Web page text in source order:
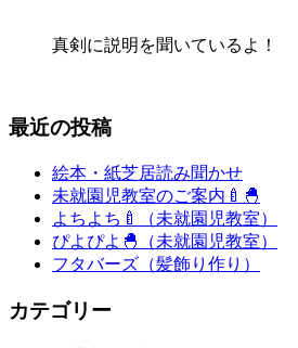
真剣に説明を聞いているよ！
最近の投稿
絵本・紙芝居読み聞かせ
未就園児教室のご案内🍼🐣
よちよち🍼（未就園児教室）
ぴよぴよ🐣（未就園児教室）
フタバーズ（髪飾り作り）
カテゴリー